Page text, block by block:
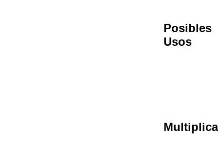
Posibles
Usos